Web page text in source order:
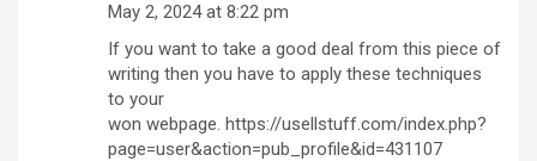
May 2, 2024 at 8:22 pm
If you want to take a good deal from this piece of
writing then you have to apply these techniques
to your
won webpage. https://usellstuff.com/index.php?
page=user&action=pub_profile&id=431107